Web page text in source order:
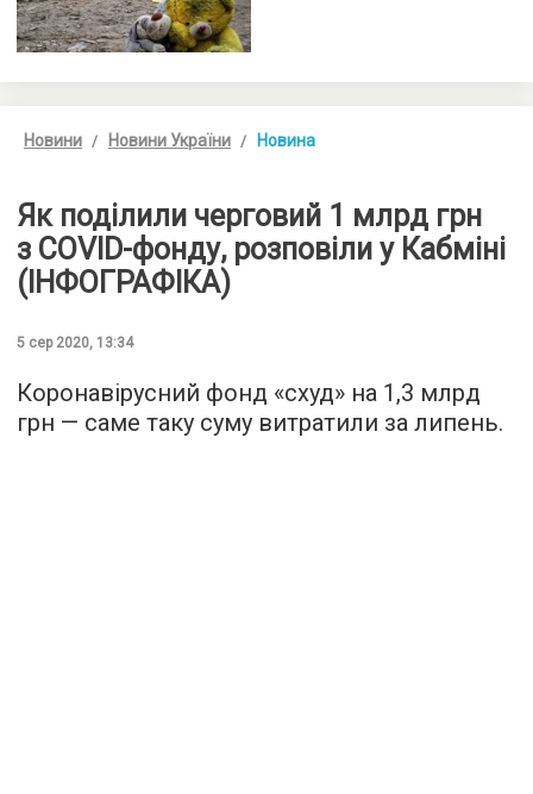
Новини Новини України Новина
Як поділили черговий 1 млрд грн
з COVID-фонду, розповіли у Кабміні
(ІНФОГРАФІКА)
5 сер 2020, 13:34
Коронавірусний фонд «схуд» на 1,3 млрд
грн — саме таку суму витратили за липень.